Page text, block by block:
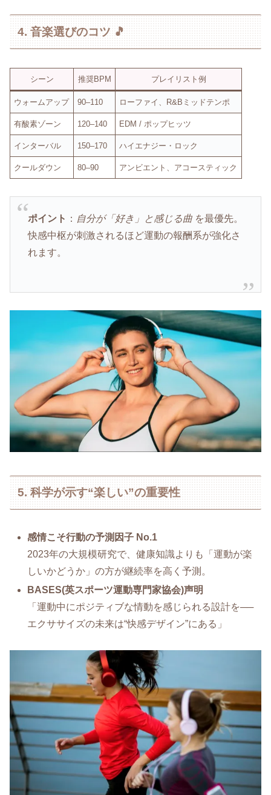
4. 音楽選びのコツ 🎵
シーン 推奨BPM プレイリスト例
ウォームアップ 90–110 ローファイ、R&Bミッドテンポ
有酸素ゾーン 120–140 EDM / ポップヒッツ
インターバル 150–170 ハイエナジー・ロック
クールダウン 80–90 アンビエント、アコースティック
ポイント ： 自分が「好き」と感じる曲を最優先。
快感中枢が刺激されるほど運動の報酬系が強化さ
れます。
5. 科学が示す“楽しい”の重要性
感情こそ行動の予測因子 No.1
2023年の大規模研究で、健康知識よりも「運動が楽
しいかどうか」の方が継続率を高く予測。
BASES(英スポーツ運動専門家協会)声明
「運動中にポジティブな情動を感じられる設計を──
エクササイズの未来は“快感デザイン”にある」